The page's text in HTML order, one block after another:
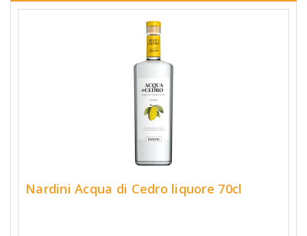
Nardini Acqua di Cedro liquore 70cl